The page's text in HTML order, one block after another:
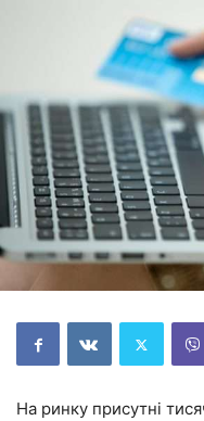
На ринку присутні